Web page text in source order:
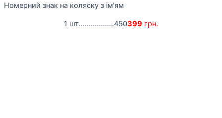
Номерний знак на коляску з ім'ям
1 шт..................450399 грн.